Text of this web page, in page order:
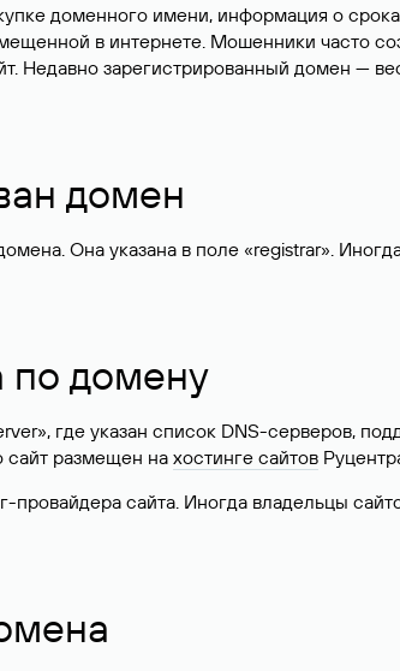
доменного имени, информация о
в интернете. Мошенники часто
Недавно зарегистрированный домен —
домен
Она указана в поле «registrar».
по домену
где указан список DNS-серверов,
сайт размещен на хостинге сайтов
провайдера сайта. Иногда владельцы